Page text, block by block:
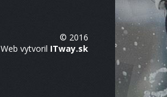
© 2016
Web vytvoril ITway.sk